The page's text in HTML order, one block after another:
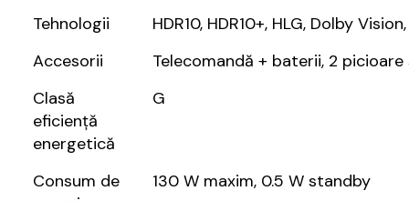
Tehnologii
HDR10, HDR10+, HLG, Dolby
Accesorii
Telecomandă + baterii, 2
Clasă
eficiență
energetică
G
Consum de
130 W maxim, 0.5 W standby